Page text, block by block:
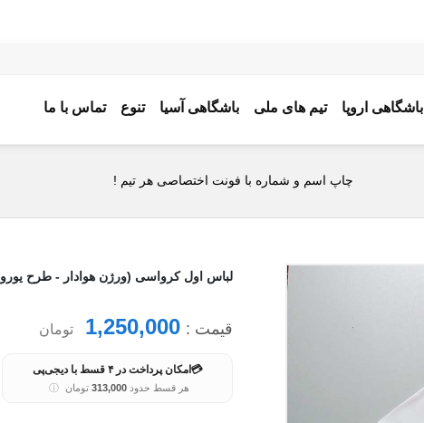
باشگاهی اروپا تیم های ملی باشگاهی آسیا تنوع تماس با ما
چاپ اسم و شماره با فونت اختصاصی هر تیم !
لباس اول کرواسی (ورژن هوادار - طرح یورو 2024) به همراه شورت وزرشی
قیمت : 1,250,000 تومان
💳 امکان پرداخت در ۴ قسط با دیجی‌پی
هر قسط حدود 313,000 تومان ⓘ